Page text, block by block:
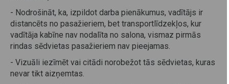
- Nodrošināt, ka, izpildot darba pienākumus, vadītājs ir
distancēts no pasažieriem, bet transportlīdzekļos, kur
vadītāja kabīne nav nodalīta no salona, vismaz pirmās
rindas sēdvietas pasažieriem nav pieejamas.
- Vizuāli iezīmēt vai citādi norobežot tās sēdvietas, kuras
nevar tikt aizņemtas.